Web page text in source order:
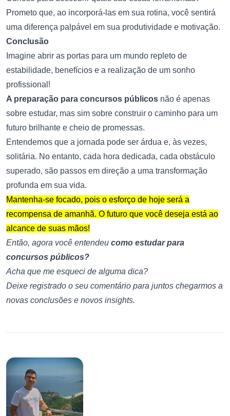
Prometo que, ao incorporá-las em sua rotina, você sentirá
uma diferença palpável em sua produtividade e motivação.
Conclusão
Imagine abrir as portas para um mundo repleto de
estabilidade, benefícios e a realização de um sonho
profissional!
A preparação para concursos públicos não é apenas
sobre estudar, mas sim sobre construir o caminho para um
futuro brilhante e cheio de promessas.
Entendemos que a jornada pode ser árdua e, às vezes,
solitária. No entanto, cada hora dedicada, cada obstáculo
superado, são passos em direção a uma transformação
profunda em sua vida.
Mantenha-se focado, pois o esforço de hoje será a
recompensa de amanhã. O futuro que você deseja está ao
alcance de suas mãos!
Então, agora você entendeu como estudar para
concursos públicos?
Acha que me esqueci de alguma dica?
Deixe registrado o seu comentário para juntos chegarmos a
novas conclusões e novos insights.